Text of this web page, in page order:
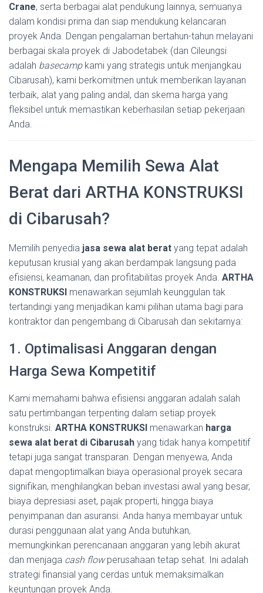
Crane, serta berbagai alat pendukung lainnya, semuanya
dalam kondisi prima dan siap mendukung kelancaran
proyek Anda. Dengan pengalaman bertahun-tahun melayani
berbagai skala proyek di Jabodetabek (dan Cileungsi
adalah basecampkami yang strategis untuk menjangkau
Cibarusah), kami berkomitmen untuk memberikan layanan
terbaik, alat yang paling andal, dan skema harga yang
fleksibel untuk memastikan keberhasilan setiap pekerjaan
Anda.
Mengapa Memilih Sewa Alat
Berat dari ARTHA KONSTRUKSI
di Cibarusah?
Memilih penyedia jasa sewa alat berat yang tepat adalah
keputusan krusial yang akan berdampak langsung pada
efisiensi, keamanan, dan profitabilitas proyek Anda. ARTHA
KONSTRUKSI menawarkan sejumlah keunggulan tak
tertandingi yang menjadikan kami pilihan utama bagi para
kontraktor dan pengembang di Cibarusah dan sekitarnya:
1. Optimalisasi Anggaran dengan
Harga Sewa Kompetitif
Kami memahami bahwa efisiensi anggaran adalah salah
satu pertimbangan terpenting dalam setiap proyek
konstruksi. ARTHA KONSTRUKSI menawarkan harga
sewa alat berat di Cibarusah yang tidak hanya kompetitif
tetapi juga sangat transparan. Dengan menyewa, Anda
dapat mengoptimalkan biaya operasional proyek secara
signifikan, menghilangkan beban investasi awal yang besar,
biaya depresiasi aset, pajak properti, hingga biaya
penyimpanan dan asuransi. Anda hanya membayar untuk
durasi penggunaan alat yang Anda butuhkan,
memungkinkan perencanaan anggaran yang lebih akurat
dan menjaga cash flowperusahaan tetap sehat. Ini adalah
strategi finansial yang cerdas untuk memaksimalkan
keuntungan proyek Anda.